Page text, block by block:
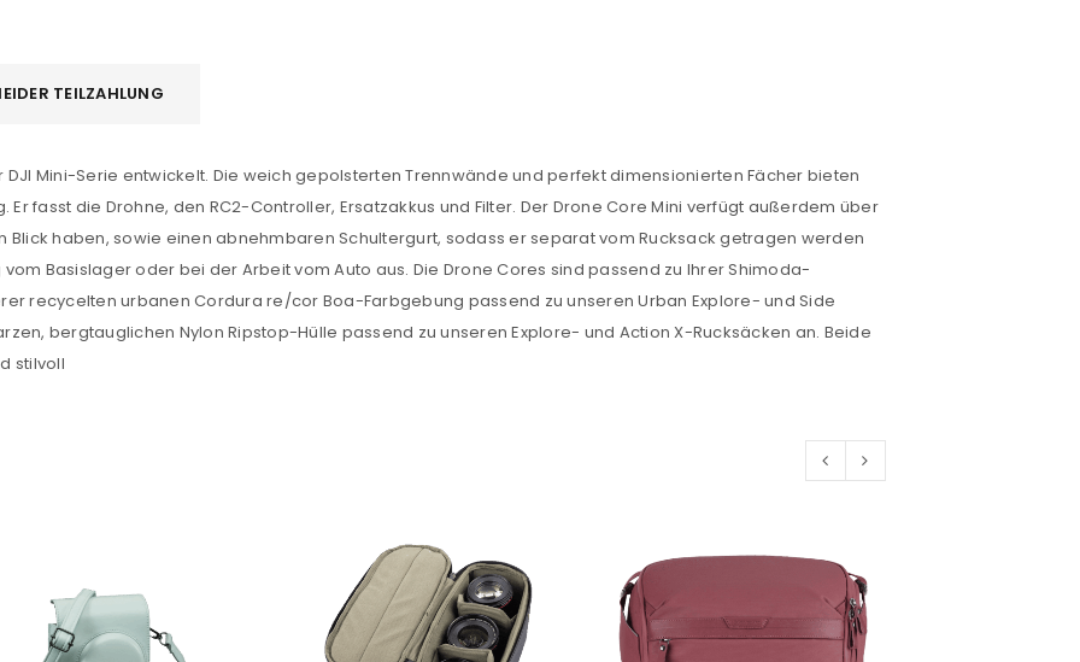
durchWP Captcha
Ein Link zum Erstellen eines neuen Passworts wird an deine E-
Mail-Adresse gesendet.
NEWSLETTER ABONNIEREN
REGISTRIEREN
TEILZAHLUNG
DJI Mini-Serie entwickelt. Die weich gepolsterten Trennwände und perfekt dimensionierten Fächer bieten
fasst die Drohne, den RC2-Controller, Ersatzakkus und Filter. Der Drone Core Mini verfügt außerdem über
Blick haben, sowie einen abnehmbaren Schultergurt, sodass er separat vom Rucksack getragen werden
Basislager oder bei der Arbeit vom Auto aus. Die Drone Cores sind passend zu Ihrer Shimoda-
recycelten urbanen Cordura re/cor Boa-Farbgebung passend zu unseren Urban Explore- und Side
bergtauglichen Nylon Ripstop-Hülle passend zu unseren Explore- und Action X-Rucksäcken an. Beide
stilvoll